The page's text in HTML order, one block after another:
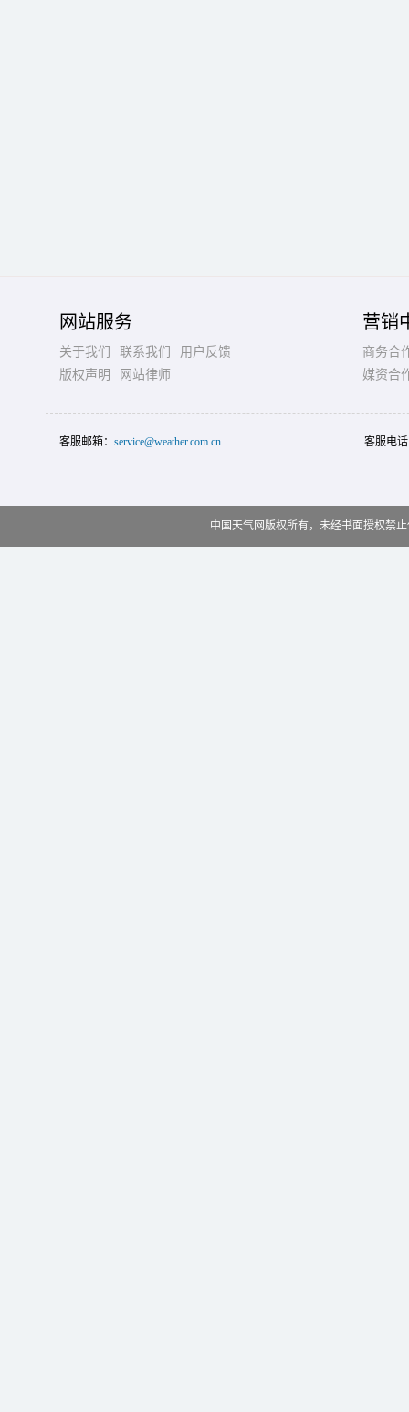
网站服务
关于我们 联系我们
用户反馈
版权声明
网站律师
营销
商务合
媒资合
客服邮箱： service@weather.com.cn 客服电
中国天气网版权所有，未经书面授权